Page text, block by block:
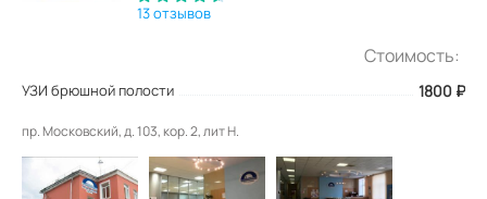
13 отзывов
Стоимость:
УЗИ брюшной полости 1800 ₽
пр. Московский, д. 103, кор. 2, лит Н.